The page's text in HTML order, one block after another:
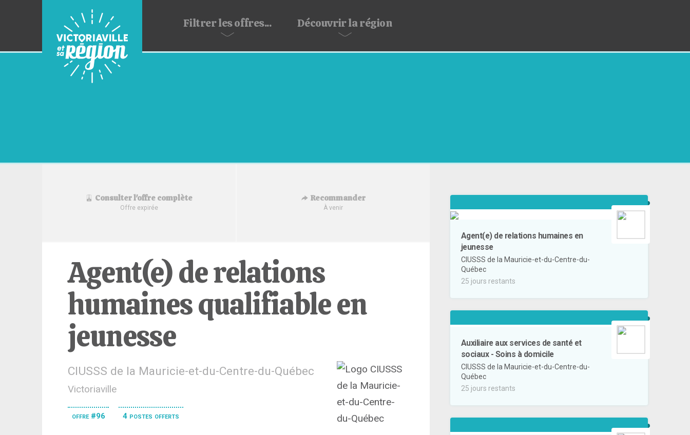
Filtrerles offres... Découvrirla région
Consulter l'offre complète
Offre expirée
Recommander
À venir
Agent(e) de relations
humaines qualifiable en
jeunesse
CIUSSS de la Mauricie-et-du-Centre-du-Québec
Victoriaville
offre #96 4 postes offerts
Agent(e) de relations humaines en
jeunesse
CIUSSS de la Mauricie-et-du-Centre-du-
Québec
25 jours restants
Auxiliaire aux services de santé et
sociaux - Soins à domicile
CIUSSS de la Mauricie-et-du-Centre-du-
Québec
25 jours restants